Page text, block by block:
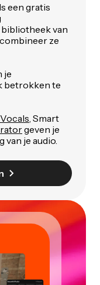
een gratis
van
ze
je
betrokken te
, Smart
geven je
je audio.